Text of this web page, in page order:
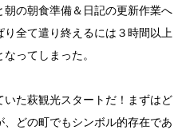
の朝食準備＆日記の更新作業へ
全て遣り終えるには３時間以上
ってしまった。
た萩観光スタートだ！まずはど
どの町でもシンボル的存在であ